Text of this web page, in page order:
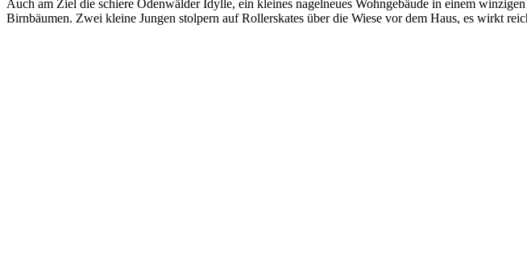
Auch am Ziel die schiere Odenwälder Idylle, ein kleines nagelneues Wohngebäude in einem
Birnbäumen. Zwei kleine Jungen stolpern auf Rollerskates über die Wiese vor dem Haus, es wirkt